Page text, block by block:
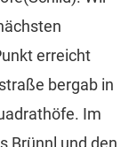
erreicht
bergab in
Im
Brünnl und den